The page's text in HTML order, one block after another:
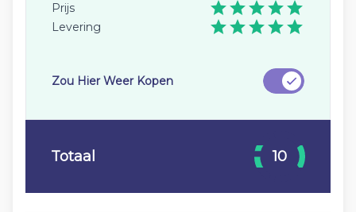
Prijs
Levering
Zou Hier Weer Kopen
Totaal 10